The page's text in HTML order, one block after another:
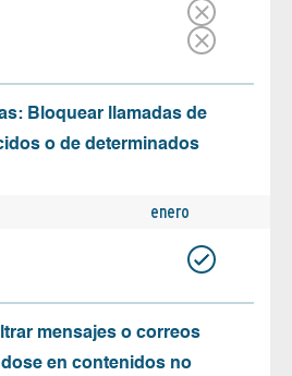
Bloquear llamadas de
o de determinados
enero
mensajes o correos
en contenidos no